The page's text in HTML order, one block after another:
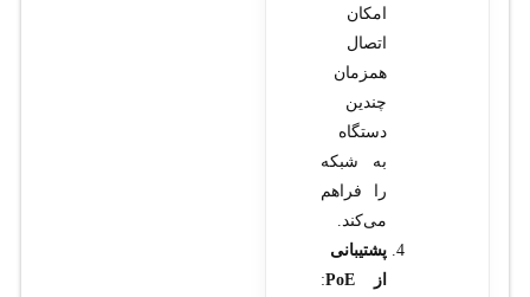
امکان
اتصال
همزمان
چندین
دستگاه
به شبکه
را فراهم
می‌کند.
پشتیبانی
از PoE
: